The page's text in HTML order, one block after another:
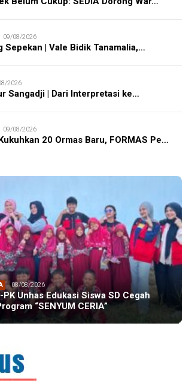
09/08/2026
Sepekan | Vale Bidik Tanamalia,…
2026
Sangadji | Dari Interpretasi ke…
09/08/2026
20 Ormas Baru, FORMAS Pe…
08/08/2026
PK Unhas Edukasi Siswa SD Cegah
“SENYUM CERIA”